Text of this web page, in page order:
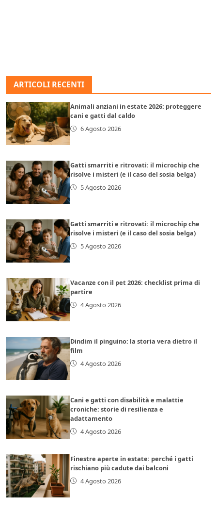
ARTICOLI RECENTI
Animali anziani in estate 2026: proteggere
cani e gatti dal caldo
6 Agosto 2026
Gatti smarriti e ritrovati: il microchip che
risolve i misteri (e il caso del sosia belga)
5 Agosto 2026
Gatti smarriti e ritrovati: il microchip che
risolve i misteri (e il caso del sosia belga)
5 Agosto 2026
Vacanze con il pet 2026: checklist prima di
partire
4 Agosto 2026
Dindim il pinguino: la storia vera dietro il
film
4 Agosto 2026
Cani e gatti con disabilità e malattie
croniche: storie di resilienza e
adattamento
4 Agosto 2026
Finestre aperte in estate: perché i gatti
rischiano più cadute dai balconi
4 Agosto 2026